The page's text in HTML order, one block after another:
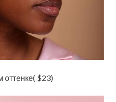
оттенке( $23)